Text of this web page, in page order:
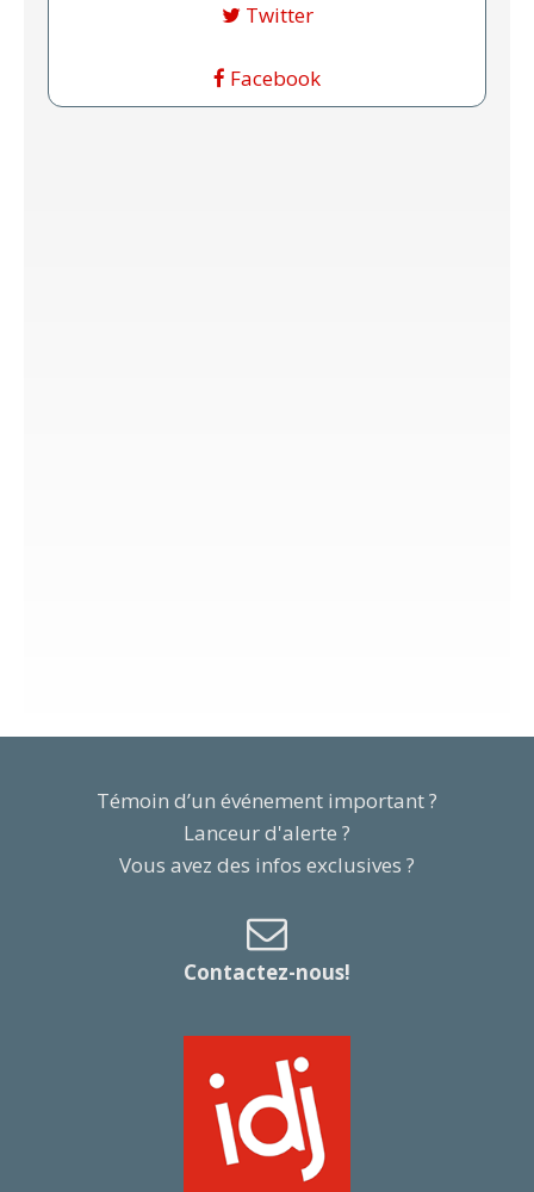
Twitter
Facebook
Témoin d’un événement important ?
Lanceur d'alerte ?
Vous avez des infos exclusives ?
Contactez-nous!